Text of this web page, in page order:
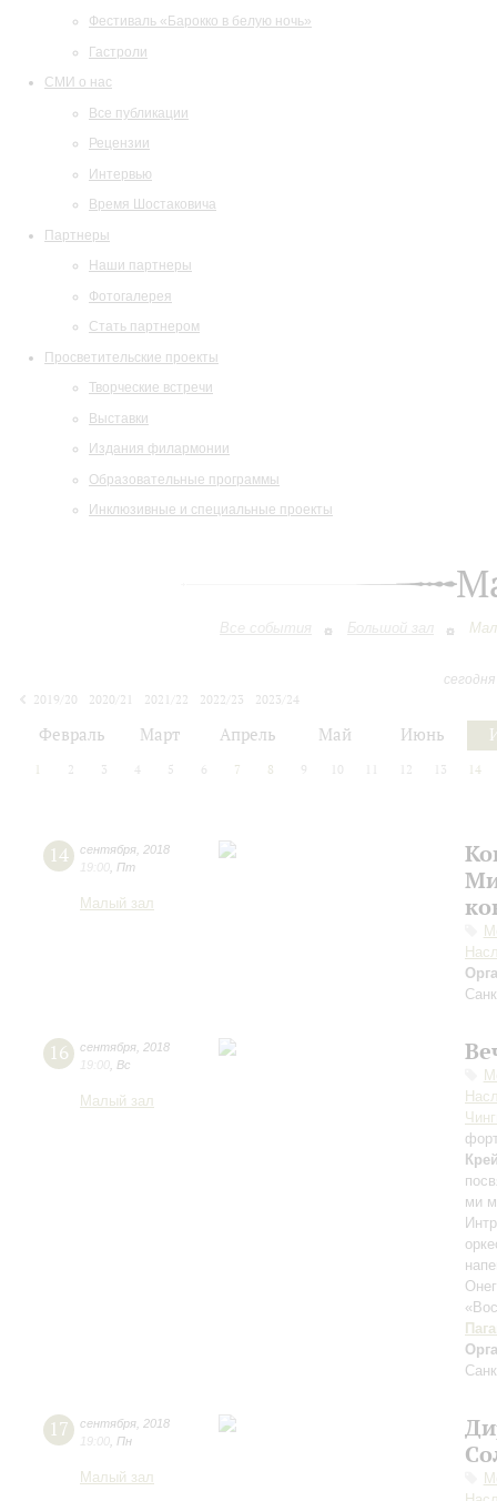
Фестиваль «Барокко в белую ночь»
Гастроли
СМИ о нас
Все публикации
Рецензии
Интервью
Время Шостаковича
Партнеры
Наши партнеры
Фотогалерея
Стать партнером
Просветительские проекты
Творческие встречи
Выставки
Издания филармонии
Образовательные программы
Инклюзивные и специальные проекты
Все события Большой зал
2019/20
2020/21 2021/22 2022/23
2023/24
Февраль Март Апрель Май Июнь
1 2 3 4 5 6 7 8 9 10 12 13 14
14 сентября 2018
19:00 Пт
Малый зал
16 сентября 2018
19:00 Вс
Малый зал
ми
17 сентября 2018
19:00 Пн
Малый зал